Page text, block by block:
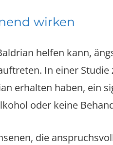
wirken
helfen kann,
In einer Studie
erhalten haben, ein
oder keine
die